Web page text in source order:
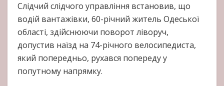
Слідчий слідчого управління встановив, що
водій вантажівки, 60-річний житель Одеської
області, здійснюючи поворот ліворуч,
допустив наїзд на 74-річного велосипедиста,
який попередньо, рухався попереду у
попутному напрямку.